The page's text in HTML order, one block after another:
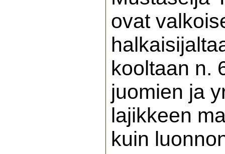
ovat
kooltaan n.
juomien ja
lajikkeen
kuin